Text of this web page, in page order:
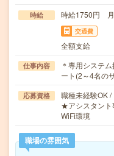
時給 時給1750円 月
交通費
全額支給
仕事内容
＊専用システ
ート(2～4名の
応募資格
職種未経験OK
★アシスタン
WiFi環境
職場の雰囲気